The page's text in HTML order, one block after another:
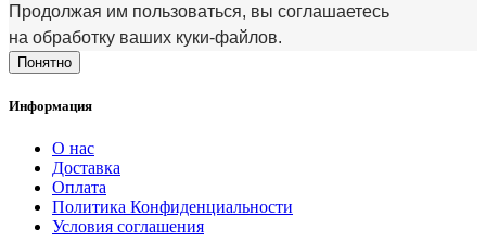
Продолжая им пользоваться, вы соглашаетесь
на обработку ваших куки‑файлов.
Понятно
Информация
О нас
Доставка
Оплата
Политика Конфиденциальности
Условия соглашения